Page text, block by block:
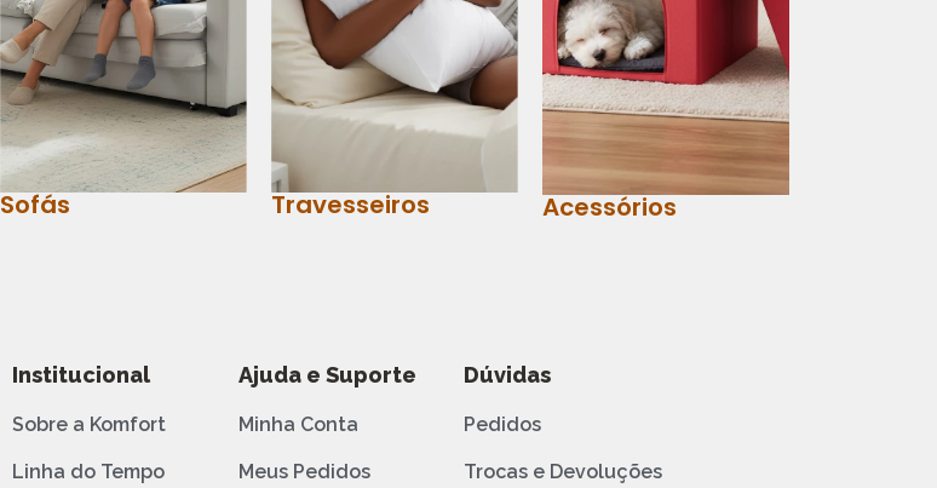
Sofás Travesseiros Acessórios
Institucional
Sobre a Komfort
Linha do Tempo
Ajuda e Suporte
Minha Conta
Meus Pedidos
Dúvidas
Pedidos
Trocas e Devoluções